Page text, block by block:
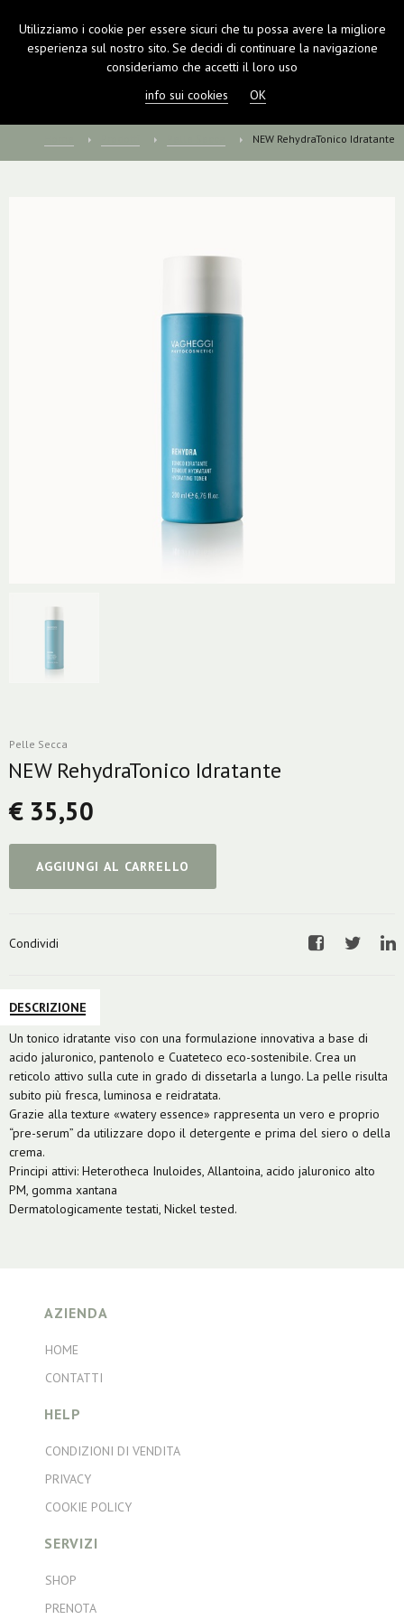
NEW RehydraTonico Idratante
Pelle Secca
NEW RehydraTonico Idratante
€ 35,50
AGGIUNGI AL CARRELLO
Condividi
DESCRIZIONE
Un tonico idratante viso con una formulazione innovativa a base di
acido jaluronico, pantenolo e Cuateteco eco-sostenibile. Crea un
reticolo attivo sulla cute in grado di dissetarla a lungo. La pelle risulta
subito più fresca, luminosa e reidratata.
Grazie alla texture «watery essence» rappresenta un vero e proprio
“pre-serum” da utilizzare dopo il detergente e prima del siero o della
crema.
Principi attivi: Heterotheca Inuloides, Allantoina, acido jaluronico alto
PM, gomma xantana
Dermatologicamente testati, Nickel tested.
AZIENDA
HOME
CONTATTI
HELP
CONDIZIONI DI VENDITA
PRIVACY
COOKIE POLICY
SERVIZI
SHOP
PRENOTA
Utilizziamo i cookie per essere sicuri che tu possa avere la migliore
esperienza sul nostro sito. Se decidi di continuare la navigazione
consideriamo che accetti il loro uso
info sui cookies
OK